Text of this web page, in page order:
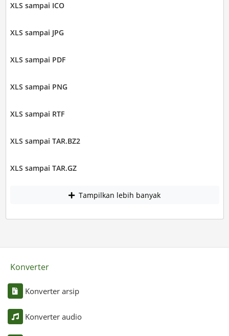
XLS sampai ICO
XLS sampai JPG
XLS sampai PDF
XLS sampai PNG
XLS sampai RTF
XLS sampai TAR.BZ2
XLS sampai TAR.GZ
Tampilkan lebih banyak
Konverter
Konverter arsip
Konverter audio